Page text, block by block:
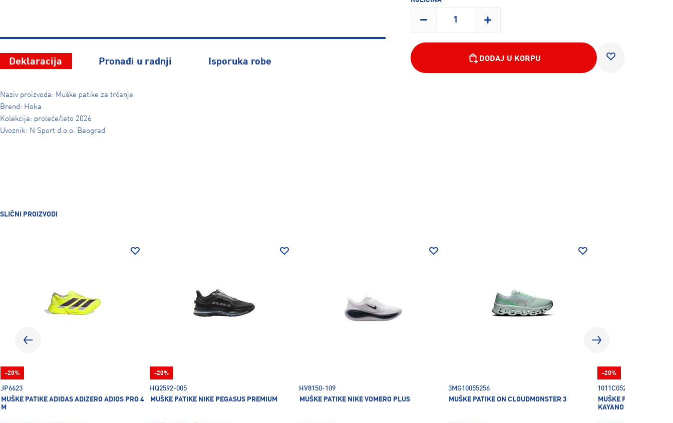
Deklaracija Pronađi u radnji Isporuka robe
Naziv proizvoda: Muške patike za trčanje
Brend: Hoka
Kolekcija: proleće/leto 2026
Uvoznik: N Sport d.o.o. Beograd
DODAJ U KORPU
SLIČNI PROIZVODI
JP6623
MUŠKE PATIKE ADIDAS ADIZERO ADIOS PRO 4
M
-20%
HQ2592-005
MUŠKE PATIKE NIKE PEGASUS PREMIUM
-20%
HV8150-109
MUŠKE PATIKE NIKE VOMERO PLUS
3MG10055256
MUŠKE PATIKE ON CLOUDMONSTER 3
1011C052-004
MUŠKE PATIKE ZA
KAYANO 32
-20%